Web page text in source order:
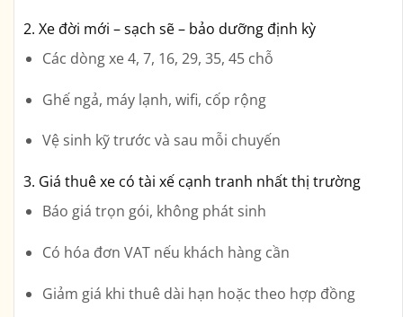
2. Xe đời mới – sạch sẽ – bảo dưỡng định kỳ
Các dòng xe 4, 7, 16, 29, 35, 45 chỗ
Ghế ngả, máy lạnh, wifi, cốp rộng
Vệ sinh kỹ trước và sau mỗi chuyến
3. Giá thuê xe có tài xế cạnh tranh nhất thị trường
Báo giá trọn gói, không phát sinh
Có hóa đơn VAT nếu khách hàng cần
Giảm giá khi thuê dài hạn hoặc theo hợp đồng